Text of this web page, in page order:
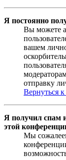
Я постоянно
Вы можете
вашем
отправку
Вернуться к
Я получил спам
этой
Мы